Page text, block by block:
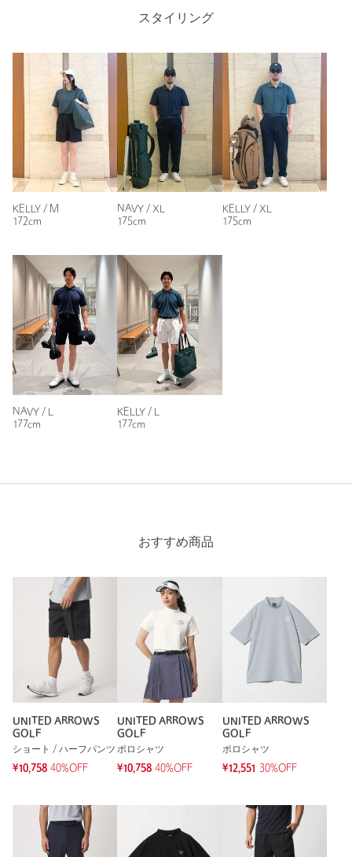
スポーツウェアとしてのパフォーマンスを追求した機能性
※商品に「取り扱い上の注意書き」、「洗濯表示」がございます
場合は、使用前に必ずご確認ください。
※商品画像は、光の当たり具合やパソコンなどの閲覧環境によ
り、実際の色味と異なって見える場合がございます。あらかじめ
ご了承ください。
※商品の色味の目安は、商品単体の画像をご参照ください。
※画像の商品はサンプルです。実際の商品と色味、仕様、加工、
サイズ、素材等が若干異なる場合がございます。
店舗へお問い合わせの際は、全国のUNITED ARROWS GOLF各
品名：UAG M D/MESH B/LOGO PL 品番：60176000004
商品詳細
注文キャンセル 対象商品
返品 対象商品
裾上げ 対象外商品
タイプ MEN
商品番号 6017-6-000004
L XL
Check the recommended size
Try this item on
スタイリング
KELLY / M
172cm
NAVY / XL
175cm
KELLY / XL
175cm
NAVY / L
177cm
KELLY / L
177cm
おすすめ商品
UNITED ARROWS
GOLF
ショート / ハーフパンツ
¥10,758 40%OFF
UNITED ARROWS
GOLF
ポロシャツ
¥10,758 40%OFF
UNITED ARROWS
GOLF
ポロシャツ
¥12,551 30%OFF